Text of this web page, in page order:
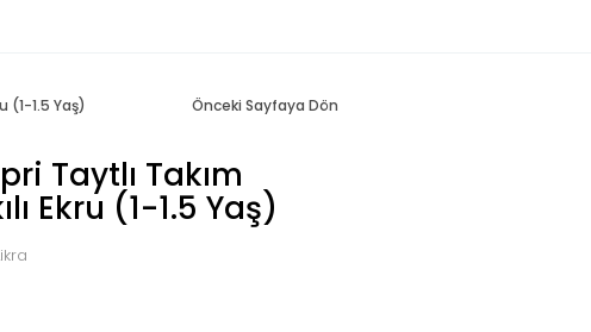
(1-1.5 Yaş) Önceki Sayfaya Dön
Taytlı Takım
Ekru (1-1.5 Yaş)